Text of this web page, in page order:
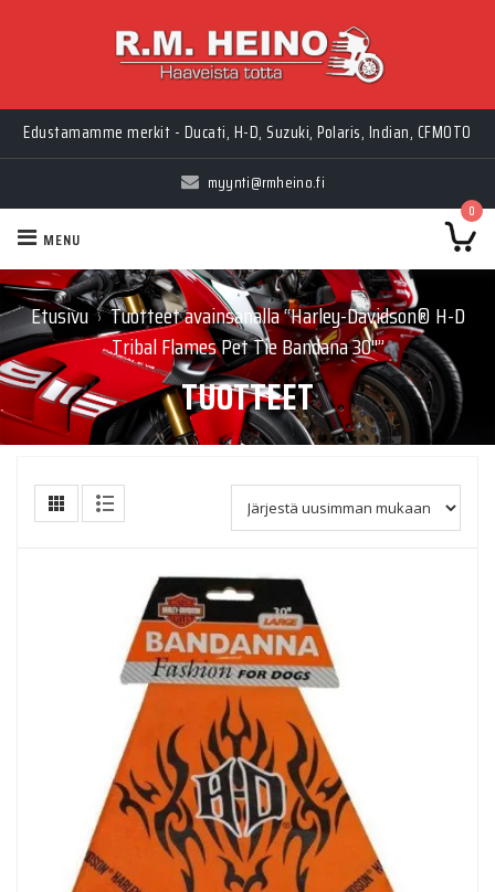
Edustamamme merkit - Ducati, H-D, Suzuki, Polaris, Indian, CFMOTO
myynti@rmheino.fi
0
MENU
Etusivu › Tuotteet avainsanalla “Harley-Davidson® H-D
Tribal Flames Pet Tie Bandana 30''”
TUOTTEET